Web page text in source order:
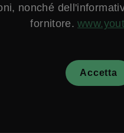
nonché
fornitore.
Accetta